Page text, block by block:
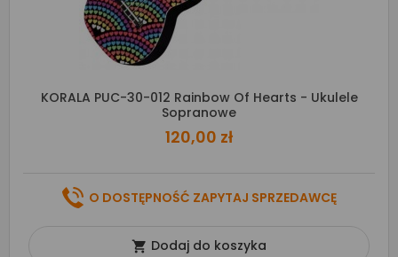
KORALA PUC-30-012 Rainbow Of Hearts - Ukulele
Sopranowe
120,00 zł
O DOSTĘPNOŚĆ ZAPYTAJ SPRZEDAWCĘ
 Dodaj do koszyka